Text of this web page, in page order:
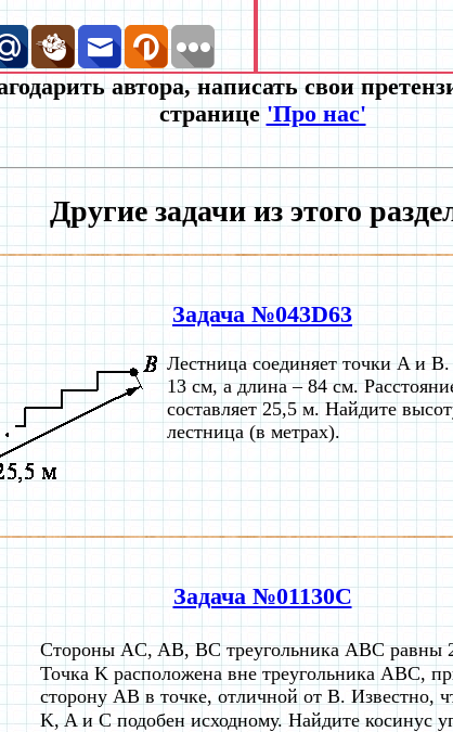
автора, написать свои
странице'Про нас'
Другие задачи из этого
Задача №043D63
Лестница соединяет точки A и
13 см, а длина – 84 см.
составляет 25,5 м. Найдите
лестница (в метрах).
Задача №01130C
Стороны AC, AB, BC треугольника ABC равны
Точка K расположена вне треугольника ABC,
сторону AB в точке, отличной от B. Известно,
K, A и C подобен исходному. Найдите косинус